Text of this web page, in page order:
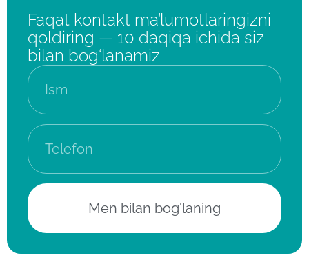
Faqat kontakt ma’lumotlaringizni
qoldiring — 10 daqiqa ichida siz
bilan bog‘lanamiz
Men bilan bog'laning